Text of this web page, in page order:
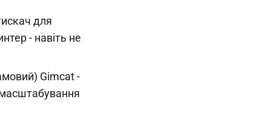
для
- навіть не
Gimcat -